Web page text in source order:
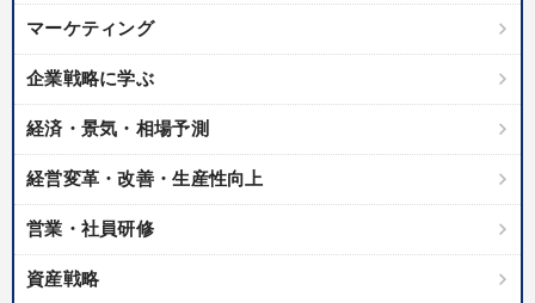
マーケティング
企業戦略に学ぶ
経済・景気・相場予測
経営変革・改善・生産性向上
営業・社員研修
資産戦略